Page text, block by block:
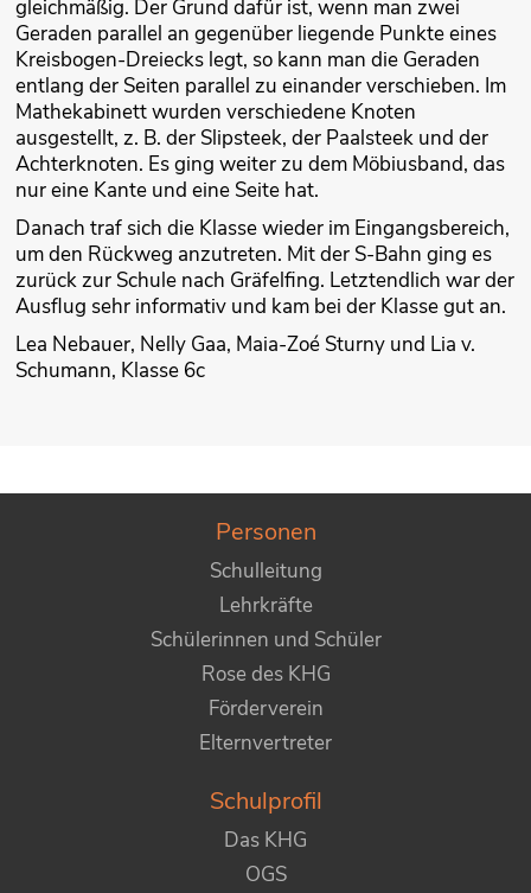
gleichmäßig. Der Grund dafür ist, wenn man zwei
Geraden parallel an gegenüber liegende Punkte eines
Kreisbogen-Dreiecks legt, so kann man die Geraden
entlang der Seiten parallel zu einander verschieben. Im
Mathekabinett wurden verschiedene Knoten
ausgestellt, z. B. der Slipsteek, der Paalsteek und der
Achterknoten. Es ging weiter zu dem Möbiusband, das
nur eine Kante und eine Seite hat.
Danach traf sich die Klasse wieder im Eingangsbereich,
um den Rückweg anzutreten. Mit der S-Bahn ging es
zurück zur Schule nach Gräfelfing. Letztendlich war der
Ausflug sehr informativ und kam bei der Klasse gut an.
Lea Nebauer, Nelly Gaa, Maia-Zoé Sturny und Lia v.
Schumann, Klasse 6c
Personen
Schulleitung
Lehrkräfte
Schülerinnen und Schüler
Rose des KHG
Förderverein
Elternvertreter
Schulprofil
Das KHG
OGS